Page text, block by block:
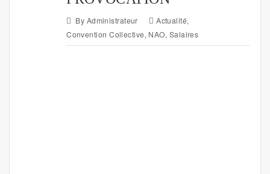
By Administrateur Actualité,
Convention Collective, NAO, Salaires